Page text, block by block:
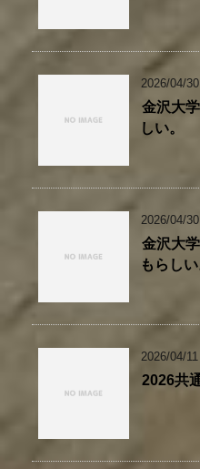
2026/04/30
金沢大
しい。
2026/04/30
金沢大
もらしい
2026/04/11
2026共